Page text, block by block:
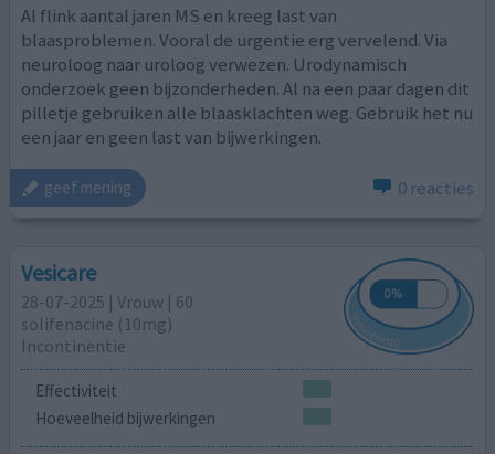
Al flink aantal jaren MS en kreeg last van
blaasproblemen. Vooral de urgentie erg vervelend. Via
neuroloog naar uroloog verwezen. Urodynamisch
onderzoek geen bijzonderheden. Al na een paar dagen dit
pilletje gebruiken alle blaasklachten weg. Gebruik het nu
een jaar en geen last van bijwerkingen.
geef mening 0 reacties
Vesicare
28-07-2025 | Vrouw | 60
solifenacine (10mg)
Incontinentie
Effectiviteit
Hoeveelheid bijwerkingen